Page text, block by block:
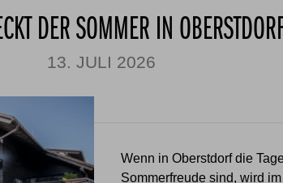
DER SOMMER IN
13. JULI 2026
Wenn in Oberstdorf die
Sommerfreude sind, wird